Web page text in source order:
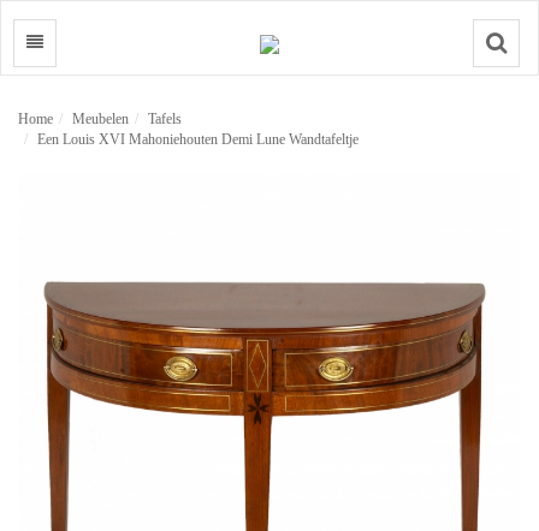
Search
Home Meubelen
Tafels
Een Louis XVI Mahoniehouten Demi Lune Wandtafeltje